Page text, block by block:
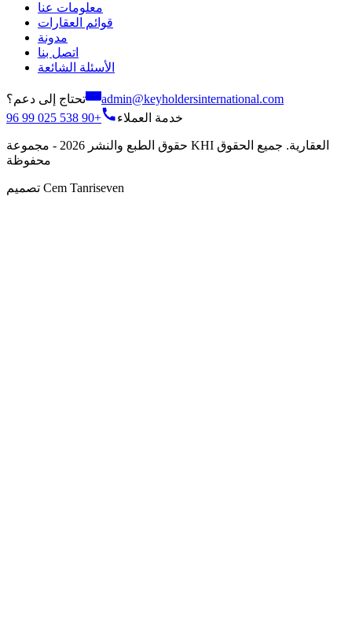
معلومات عنا
قوائم العقارات
مدونة
اتصل بنا
الأسئلة الشائعة
تحتاج إلى دعم؟
admin@keyholdersinternational.com
خدمة العملاء
+90 538 025 99 96
حقوق الطبع والنشر 2026 - مجموعة KHI العقارية. جميع الحقوق
محفوظة
تصميم Cem Tanriseven